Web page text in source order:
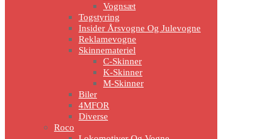
Vognsæt
Togstyring
Insider Årsvogne Og Julevogne
Reklamevogne
Skinnemateriel
C-Skinner
K-Skinner
M-Skinner
Biler
4MFOR
Diverse
Roco